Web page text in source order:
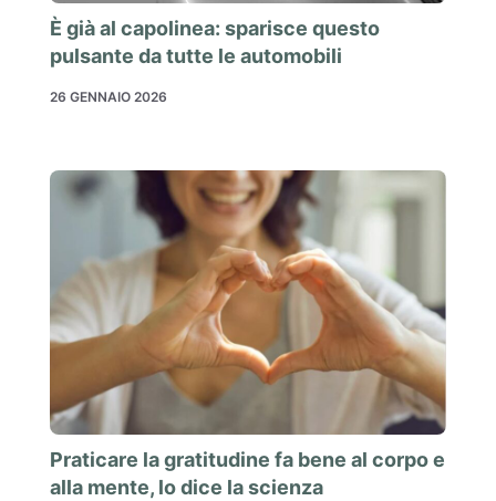
È già al capolinea: sparisce questo
pulsante da tutte le automobili
26 GENNAIO 2026
Praticare la gratitudine fa bene al corpo e
alla mente, lo dice la scienza